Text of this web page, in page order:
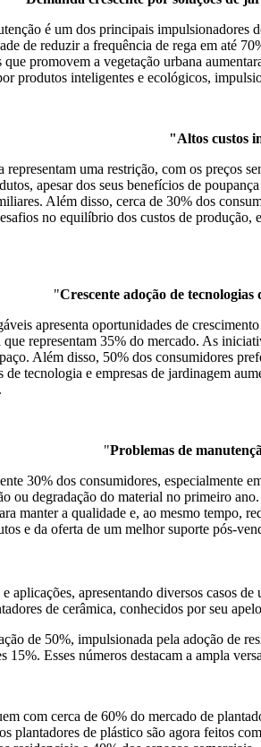
é um dos principais
de reduzir a frequência de rega em até
promovem a vegetação urbana
produtos inteligentes e ecológicos,
"Altos custos
uma restrição, com os
apesar dos seus benefícios de
Além disso, cerca de 30% dos
no equilíbrio dos custos de
"Crescente adoção de
​​apresenta oportunidades de
representam 35% do mercado. As
Além disso, 50% dos consumidores
tecnologia e empresas de jardinagem
"Problemas de
30% dos consumidores, especialmente
ou degradação do material no primeiro
manter a qualidade e, ao mesmo tempo,
e da oferta de um melhor suporte pós-
aplicações, apresentando diversos casos
de cerâmica, conhecidos por seu
de 50%, impulsionada pela adoção de
Esses números destacam a ampla
com cerca de 60% do mercado de
de plástico são agora feitos